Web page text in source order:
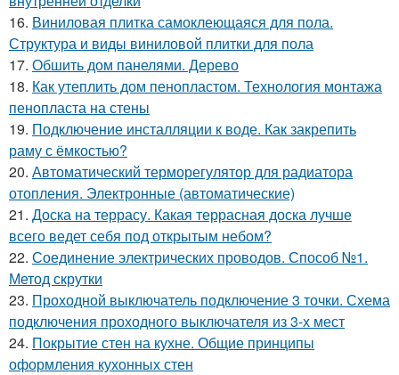
16. Виниловая плитка самоклеющаяся для пола.
Структура и виды виниловой плитки для пола
17. Обшить дом панелями. Дерево
18. Как утеплить дом пенопластом. Технология монтажа
пенопласта на стены
19. Подключение инсталляции к воде. Как закрепить
раму с ёмкостью?
20. Автоматический терморегулятор для радиатора
отопления. Электронные (автоматические)
21. Доска на террасу. Какая террасная доска лучше
всего ведет себя под открытым небом?
22. Соединение электрических проводов. Способ №1.
Метод скрутки
23. Проходной выключатель подключение 3 точки. Схема
подключения проходного выключателя из 3-х мест
24. Покрытие стен на кухне. Общие принципы
оформления кухонных стен